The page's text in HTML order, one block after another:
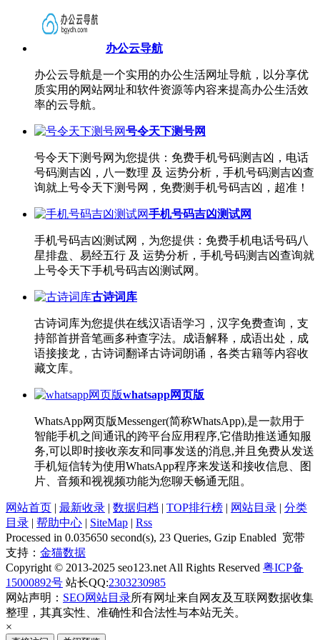
办公云导航
办公云导航是一个实用的办公生活网址导航，以分享优
质实用的网站网址和软件资源等内容来提高办公生活效
率的云导航。
号令天下测号网
号令天下测号网为您提供：免费手机号码测吉凶，电话
号码测吉凶，八一数理 及 运势分析，手机号码测吉凶查
询就上号令天下测号网，免费测手机号码吉凶，超准！
手机号码吉凶测试网
手机号码吉凶测试网，为您提供：免费手机电话号码八
星排盘、易经五行 及 运势分析，手机号码测吉凶查询就
上号令天下手机号码吉凶测试网。
古诗词库
古诗词库为您提供在线汉语语学习，汉字免费查询，支
持部首拼音笔画多种查字法。成语解释，成语出处，成
语接接龙，古诗词翻译古诗词朗诵，各类古籍等内容收
藏文库。
whatsapp网页版
WhatsApp网页版Messenger(简称WhatsApp),是一款用于
智能手机之间通讯的跨平台应用程序,它借助推送通知服
务,可以即时接收亲友和同事发送的消息,并且免费从发送
手机短信转为使用WhatsApp程序来发送和接收信息、图
片、音频和视视频功能为您聊天畅通无阻。
网站首页 | 最新收录 | 数据归档 | TOP排行榜 | 网站目录 | 分类
目录 | 帮助中心 | SiteMap | Rss
Processed in 0.035650 second(s), 23 Queries, Gzip Enabled 宽带
支持： 金猫数据
Copyright © 2013-2025 seo123.net All Rights Reserved 粤ICP备
15000892号 站长QQ:2303230985
网站声明： SEO网站目录所有网址来自网友及互联网数据收集
整理，其真实性、准确性和合法性与本站无关。
×